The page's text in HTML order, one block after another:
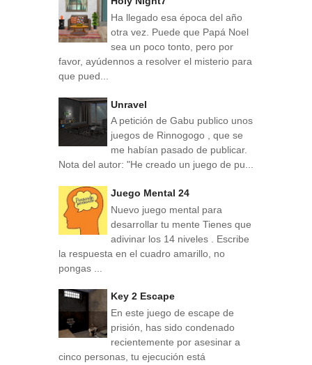
Ha llegado esa época del año
otra vez. Puede que Papá Noel
sea un poco tonto, pero por
favor, ayúdennos a resolver el misterio para
que pued...
Unravel
A petición de Gabu publico unos
juegos de Rinnogogo , que se
me habían pasado de publicar.
Nota del autor: "He creado un juego de pu...
Juego Mental 24
Nuevo juego mental para
desarrollar tu mente Tienes que
adivinar los 14 niveles . Escribe
la respuesta en el cuadro amarillo, no
pongas ...
Key 2 Escape
En este juego de escape de
prisión, has sido condenado
recientemente por asesinar a
cinco personas, tu ejecución está